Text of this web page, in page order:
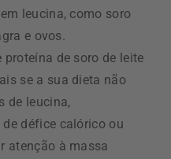
leucina, como soro
e ovos.
proteína de soro de leite
se a sua dieta não
de leucina,
défice calórico ou
atenção à massa